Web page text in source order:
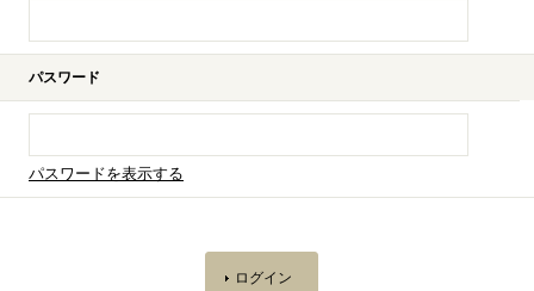
パスワード
パスワードを表示する